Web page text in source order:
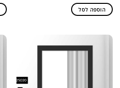
הוספה לסל